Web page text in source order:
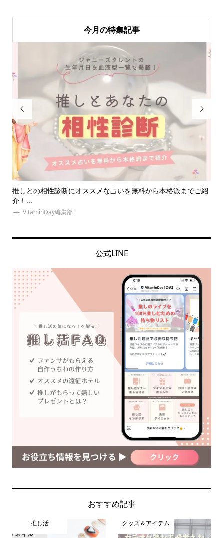
今月の特集記事

紹 【祭壇とは？】オタク必見！推しの祭壇の作り方やおすすめグ
ッズ...
VitaminDay編集部

公式LINE
おすすめ記事
推し活 グッズ＆アイテム